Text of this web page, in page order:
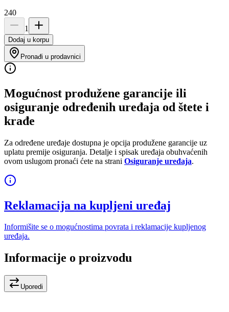
240
1
Dodaj u korpu
Pronađi u prodavnici
Mogućnost produžene garancije ili
osiguranje određenih uređaja od štete i
krađe
Za određene uređaje dostupna je opcija produžene garancije uz
uplatu premije osiguranja. Detalje i spisak uređaja obuhvaćenih
ovom uslugom pronaći ćete na strani Osiguranje uređaja.
Reklamacija na kupljeni uređaj
Informišite se o mogućnostima povrata i reklamacije kupljenog
uređaja.
Informacije o proizvodu
Uporedi